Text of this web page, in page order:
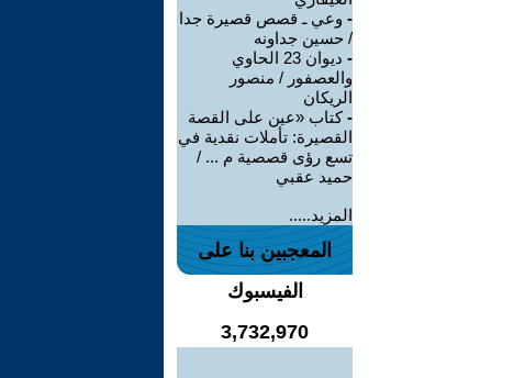
- وعي ـ قصص قصيرة جدا
/ حسين جداونه
-
ديوان 23 الحاوي
والعصفور / منصور
الريكان
-كتاب «عين على القصة
القصيرة: تأملات نقدية في
تسع رؤى قصصية م ... /
حميد عقبي
المزيد.....
المعجبين بنا على
الفيسبوك
3,732,970